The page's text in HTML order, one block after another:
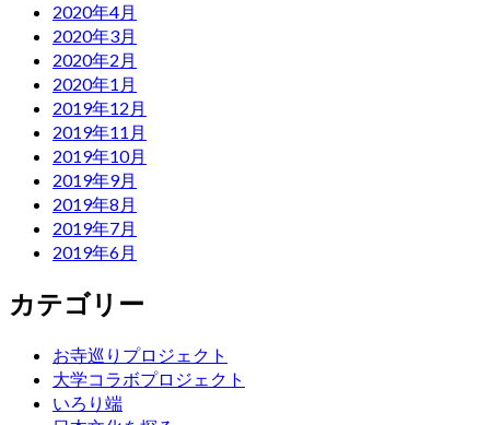
2020年4月
2020年3月
2020年2月
2020年1月
2019年12月
2019年11月
2019年10月
2019年9月
2019年8月
2019年7月
2019年6月
カテゴリー
お寺巡りプロジェクト
大学コラボプロジェクト
いろり端